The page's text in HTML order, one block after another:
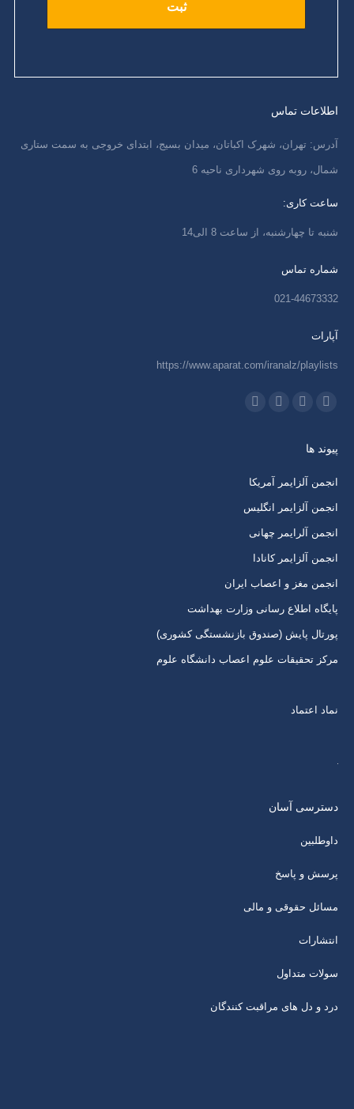
اطلاعات تماس
آدرس: تهران، شهرک اکباتان، میدان بسیج، ابتدای خروجی به سمت ستاری
شمال، روبه روی شهرداری ناحیه 6
ساعت کاری:
شنبه تا چهارشنبه، از ساعت 8 الی14
شماره تماس
021-44673332
آپارات
https://www.aparat.com/iranalz/playlists
ما را دنبال کنید در:
کردن
پنجره
جدید
پنجره
جدید
پنجره
جدید
پنجره
جدید
پیوند ها
انجمن آلزایمر آمریکا
انجمن آلزایمر انگلیس
انجمن آلرایمر چهانی
انجمن آلزایمر کانادا
انجمن مغز و اعصاب ایران
پایگاه اطلاع رسانی وزارت بهداشت
پورتال پایش (صندوق بازنشستگی کشوری)
مرکز تحقیقات علوم اعصاب دانشگاه علوم
نماد اعتماد
دسترسی آسان
داوطلبین
پرسش و پاسخ
مسائل حقوقی و مالی
انتشارات
سولات متداول
درد و دل های مراقبت کنندگان